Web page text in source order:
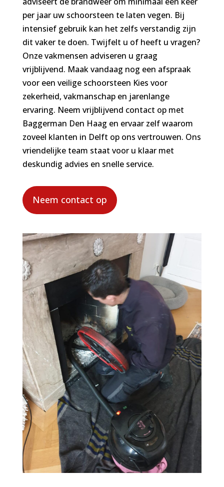
per jaar uw schoorsteen te laten vegen. Bij
intensief gebruik kan het zelfs verstandig zijn
dit vaker te doen. Twijfelt u of heeft u vragen?
Onze vakmensen adviseren u graag
vrijblijvend. Maak vandaag nog een afspraak
voor een veilige schoorsteen Kies voor
zekerheid, vakmanschap en jarenlange
ervaring. Neem vrijblijvend contact op met
Baggerman Den Haag en ervaar zelf waarom
zoveel klanten in Delft op ons vertrouwen. Ons
vriendelijke team staat voor u klaar met
deskundig advies en snelle service.
Neem contact op